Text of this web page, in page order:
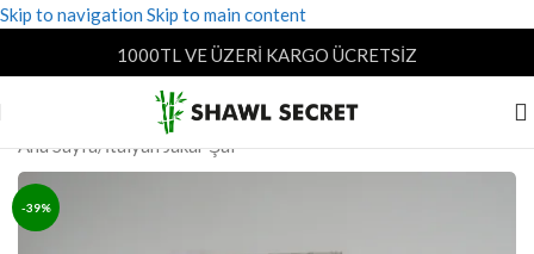
Skip to navigation Skip to main content
1000TL VE ÜZERİ KARGO ÜCRETSİZ
Ana Sayfa/İtalyan Jakar Şal
-39%